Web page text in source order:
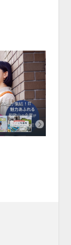
30社が集結！IT